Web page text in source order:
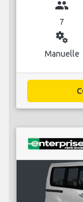
group
7
miscellaneous_services
Manuelle